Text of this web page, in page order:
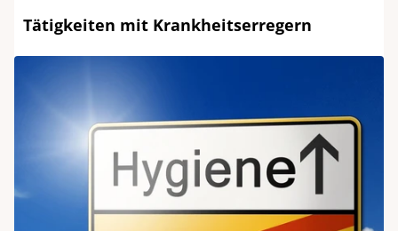
Tätigkeiten mit Krankheitserregern